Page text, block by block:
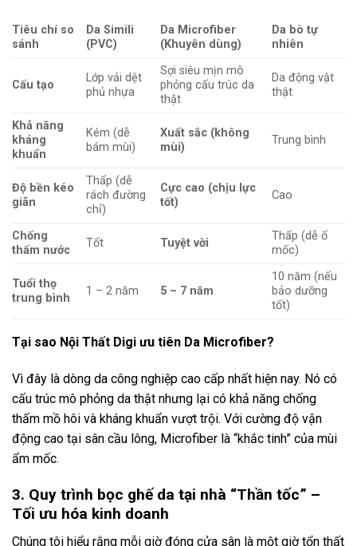
Tiêu chí so
sánh
Da Simili
(PVC)
Da Microfiber
(Khuyên dùng)
Da bò tự
nhiên
Cấu tạo
Lớp vải dệt
phủ nhựa
Sợi siêu mịn mô
phỏng cấu trúc da
thật
Da động vật
thật
Khả năng
kháng
khuẩn
Kém (dễ
bám mùi)
Xuất sắc (không
mùi)
Trung bình
Độ bền kéo
giãn
Thấp (dễ
rách đường
chỉ)
Cực cao (chịu lực
tốt)
Cao
Chống
thấm nước
Tốt Tuyệt vời
Thấp (dễ ố
mốc)
Tuổi thọ
trung bình
1 – 2 năm 5 – 7 năm
10 năm (nếu
bảo dưỡng
tốt)
Tại sao Nội Thất Digi ưu tiên Da Microfiber?
Vì đây là dòng da công nghiệp cao cấp nhất hiện nay. Nó có
cấu trúc mô phỏng da thật nhưng lại có khả năng chống
thấm mồ hôi và kháng khuẩn vượt trội. Với cường độ vận
động cao tại sân cầu lông, Microfiber là “khắc tinh” của mùi
ẩm mốc.
3. Quy trình bọc ghế da tại nhà “Thần tốc” –
Tối ưu hóa kinh doanh
Chúng tôi hiểu rằng mỗi giờ đóng cửa sân là một giờ tổn thất